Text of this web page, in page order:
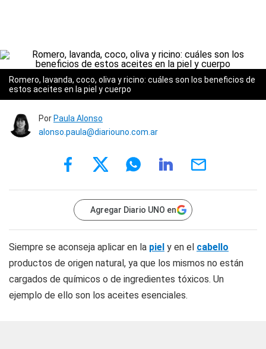
Romero, lavanda, coco, oliva y ricino: cuáles son los beneficios de
estos aceites en la piel y cuerpo
Por Paula Alonso
alonso.paula@diariouno.com.ar
Agregar Diario UNO en
Siempre se aconseja aplicar en la piel y en el cabello
productos de origen natural, ya que los mismos no están
cargados de químicos o de ingredientes tóxicos. Un
ejemplo de ello son los aceites esenciales.